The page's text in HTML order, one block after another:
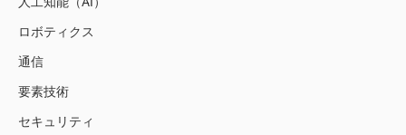
ロボティクス
通信
要素技術
セキュリティ